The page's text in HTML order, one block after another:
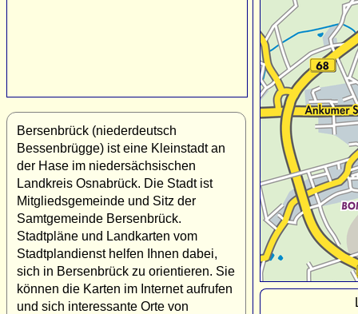
Bersenbrück (niederdeutsch
Bessenbrügge) ist eine Kleinstadt an
der Hase im niedersächsischen
Landkreis Osnabrück. Die Stadt ist
Mitgliedsgemeinde und Sitz der
Samtgemeinde Bersenbrück.
Stadtpläne und Landkarten vom
Stadtplandienst helfen Ihnen dabei,
sich in Bersenbrück zu orientieren. Sie
können die Karten im Internet aufrufen
und sich interessante Orte von